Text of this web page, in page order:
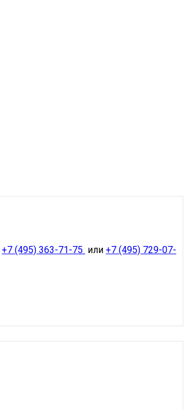
+7 (495) 363-71-75 или +7 (495) 729-07-